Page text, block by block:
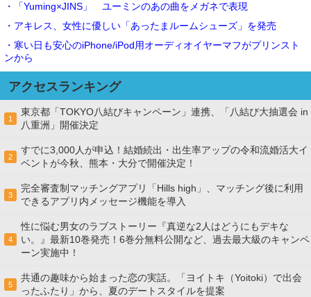
・「Yuming×JINS」 ユーミンのあの曲をメガネで表現
・アキレス、女性に優しい「あったまルームシューズ」を発売
・寒い日も安心のiPhone/iPod用オーディオイヤーマフがプリンスト
ンから
アクセスランキング
1
東京都「TOKYO八結びキャンペーン」連携、「八結び大抽選会 in
八重洲」開催決定
2
すでに3,000人が申込！結婚続出・出生率アップの令和流婚活大イ
ベントが今秋、熊本・大分で開催決定！
3
完全審査制マッチングアプリ「Hills high」、マッチング後に利用
できるアプリ内メッセージ機能を導入
4
性に悩む男女のラブストーリー『真逆な2人はどうにもデキな
い。』最新10巻発売！6巻分無料公開など、過去最大級のキャンペ
ーン実施中！
5
共通の趣味から始まった恋の実話。「ヨイトキ（Yoitoki）で出会
ったふたり」から、夏のデートスタイルを提案